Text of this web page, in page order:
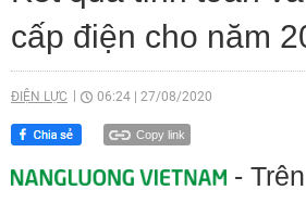
cấp điện cho năm
ĐIỆN LỰC 06:24 27/08/2020
Copy link
-